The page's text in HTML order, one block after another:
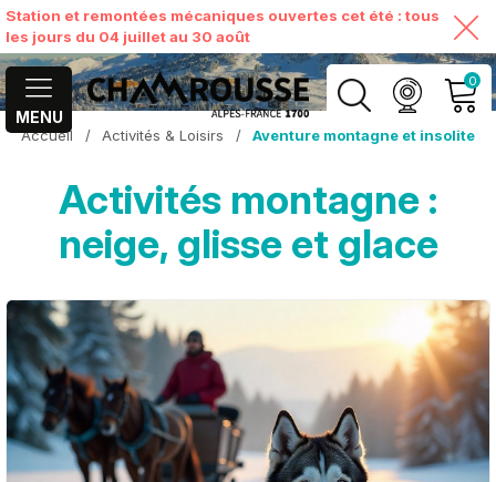
Station et remontées mécaniques ouvertes cet été : tous
les jours du 04 juillet au 30 août
MENU
0
MON COMPTE
VOIR MON PANIER
Accueil / Activités & Loisirs / Aventure montagne et insolite
Activités montagne :
neige, glisse et glace